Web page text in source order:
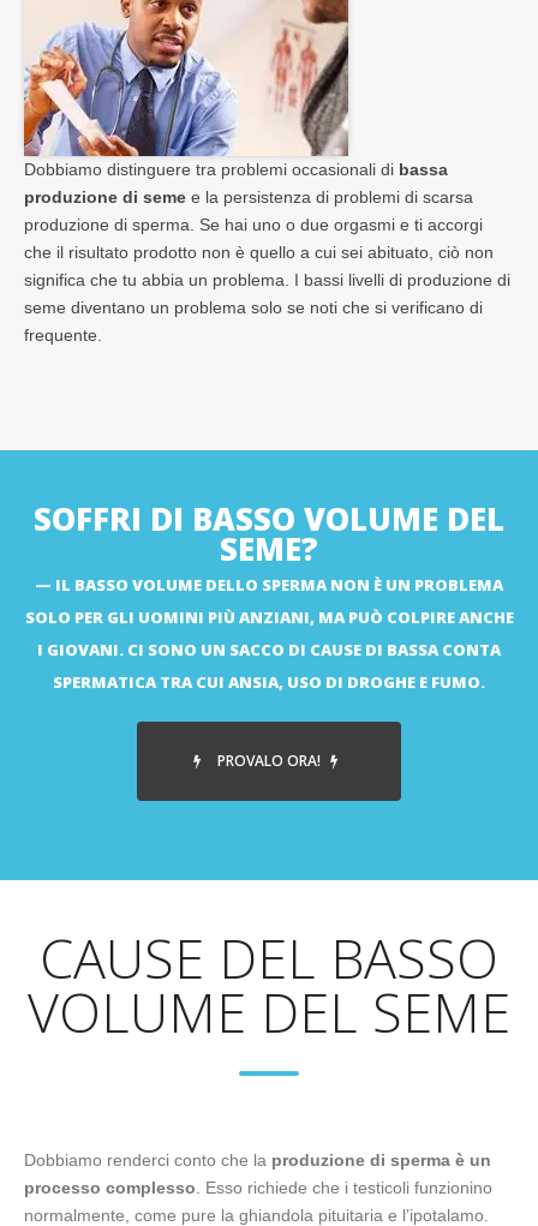
Dobbiamo distinguere tra problemi occasionali di bassa
produzione di seme e la persistenza di problemi di scarsa
produzione di sperma. Se hai uno o due orgasmi e ti accorgi
che il risultato prodotto non è quello a cui sei abituato, ciò non
significa che tu abbia un problema. I bassi livelli di produzione di
seme diventano un problema solo se noti che si verificano di
frequente.
SOFFRI DI BASSO VOLUME DEL
SEME?
IL BASSO VOLUME DELLO SPERMA NON È UN PROBLEMA
SOLO PER GLI UOMINI PIÙ ANZIANI, MA PUÒ COLPIRE ANCHE
I GIOVANI. CI SONO UN SACCO DI CAUSE DI BASSA CONTA
SPERMATICA TRA CUI ANSIA, USO DI DROGHE E FUMO.
PROVALO ORA!
CAUSE DEL BASSO
VOLUME DEL SEME
Dobbiamo renderci conto che la produzione di sperma è un
processo complesso . Esso richiede che i testicoli funzionino
normalmente, come pure la ghiandola pituitaria e l’ipotalamo.